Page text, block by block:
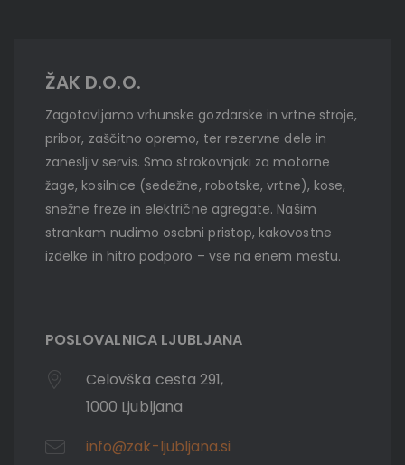
ŽAK D.O.O.
Zagotavljamo vrhunske gozdarske in vrtne stroje,
pribor, zaščitno opremo, ter rezervne dele in
zanesljiv servis. Smo strokovnjaki za motorne
žage, kosilnice (sedežne, robotske, vrtne), kose,
snežne freze in električne agregate. Našim
strankam nudimo osebni pristop, kakovostne
izdelke in hitro podporo – vse na enem mestu.
POSLOVALNICA LJUBLJANA
Celovška cesta 291,
1000 Ljubljana
info@zak-ljubljana.si